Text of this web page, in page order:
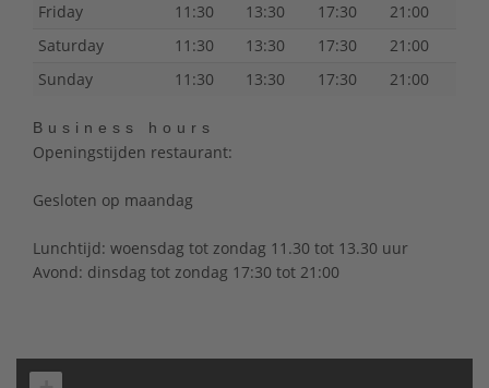
Friday
11:30 13:30 17:30
21:00
Saturday
11:30 13:30 17:30
21:00
Sunday
11:30 13:30 17:30 21:00
Business hours
Openingstijden restaurant:
Gesloten op maandag
Lunchtijd: woensdag tot zondag 11.30 tot 13.30 uur
Avond: dinsdag tot zondag 17:30 tot 21:00